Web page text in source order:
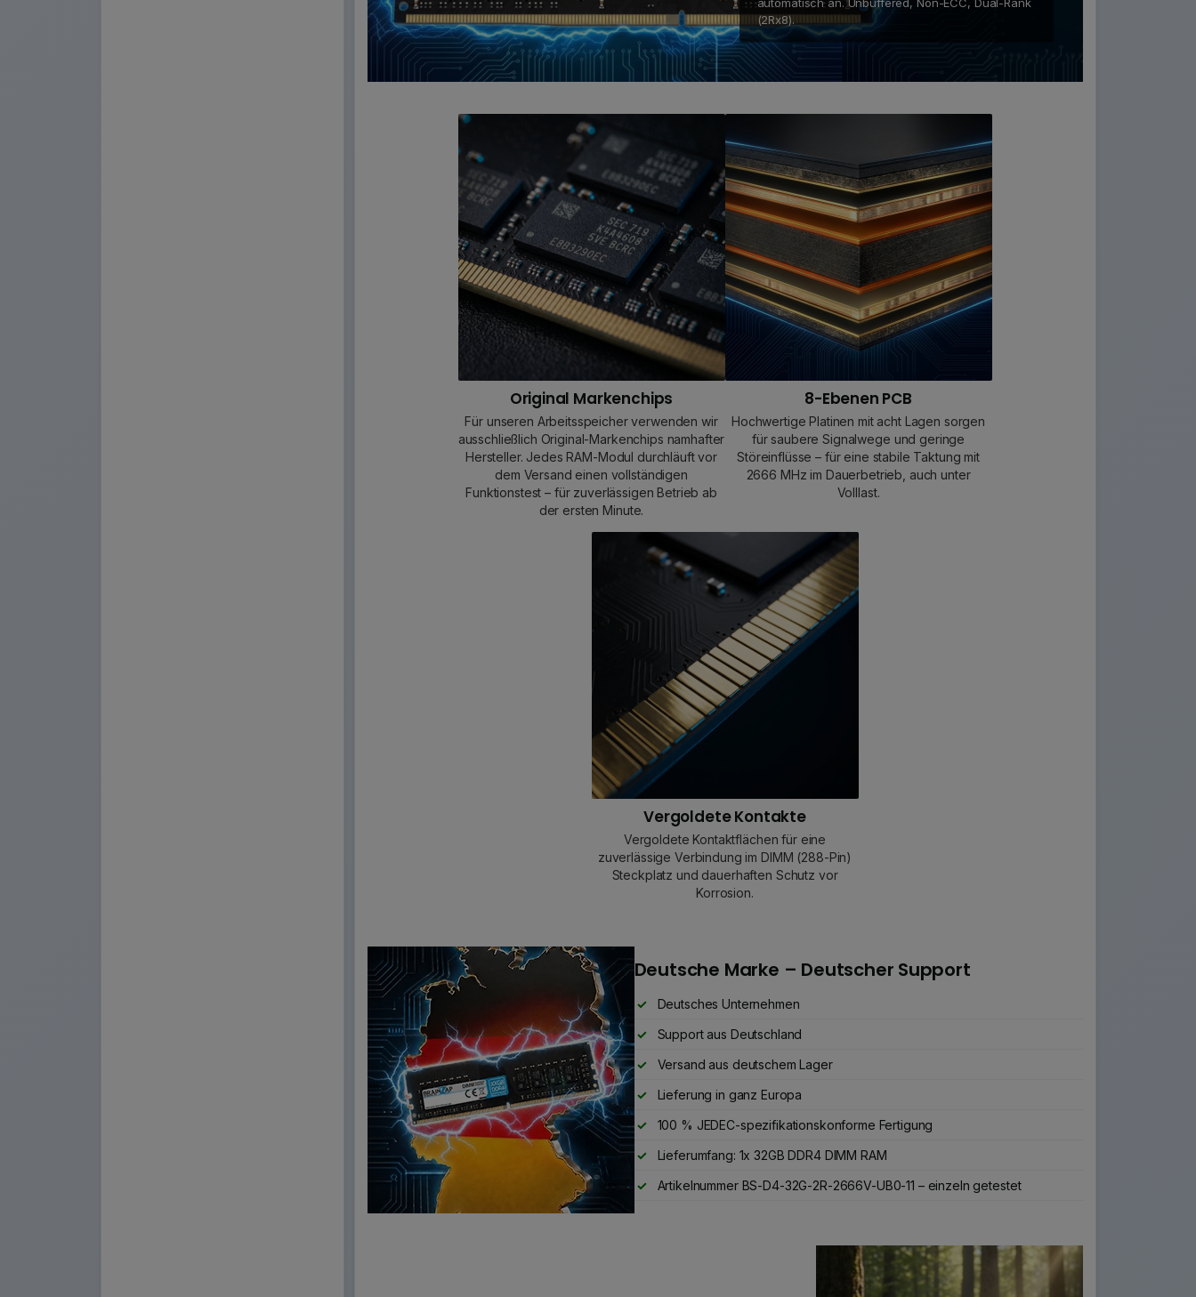
(2Rx8).
Original Markenchips
Für unseren Arbeitsspeicher verwenden wir
ausschließlich Original-Markenchips namhafter
Hersteller. Jedes RAM-Modul durchläuft vor
dem Versand einen vollständigen
Funktionstest – für zuverlässigen Betrieb ab
der ersten Minute.
8-Ebenen PCB
Hochwertige Platinen mit acht Lagen sorgen
für saubere Signalwege und geringe
Störeinflüsse – für eine stabile Taktung mit
2666 MHz im Dauerbetrieb, auch unter
Volllast.
Vergoldete Kontakte
Vergoldete Kontaktflächen für eine
zuverlässige Verbindung im DIMM (288-Pin)
Steckplatz und dauerhaften Schutz vor
Korrosion.
Deutsche Marke – Deutscher Support
Deutsches Unternehmen
Support aus Deutschland
Versand aus deutschem Lager
Lieferung in ganz Europa
100 % JEDEC-spezifikationskonforme Fertigung
Lieferumfang: 1x 32GB DDR4 DIMM RAM
Artikelnummer BS-D4-32G-2R-2666V-UB0-11 – einzeln getestet